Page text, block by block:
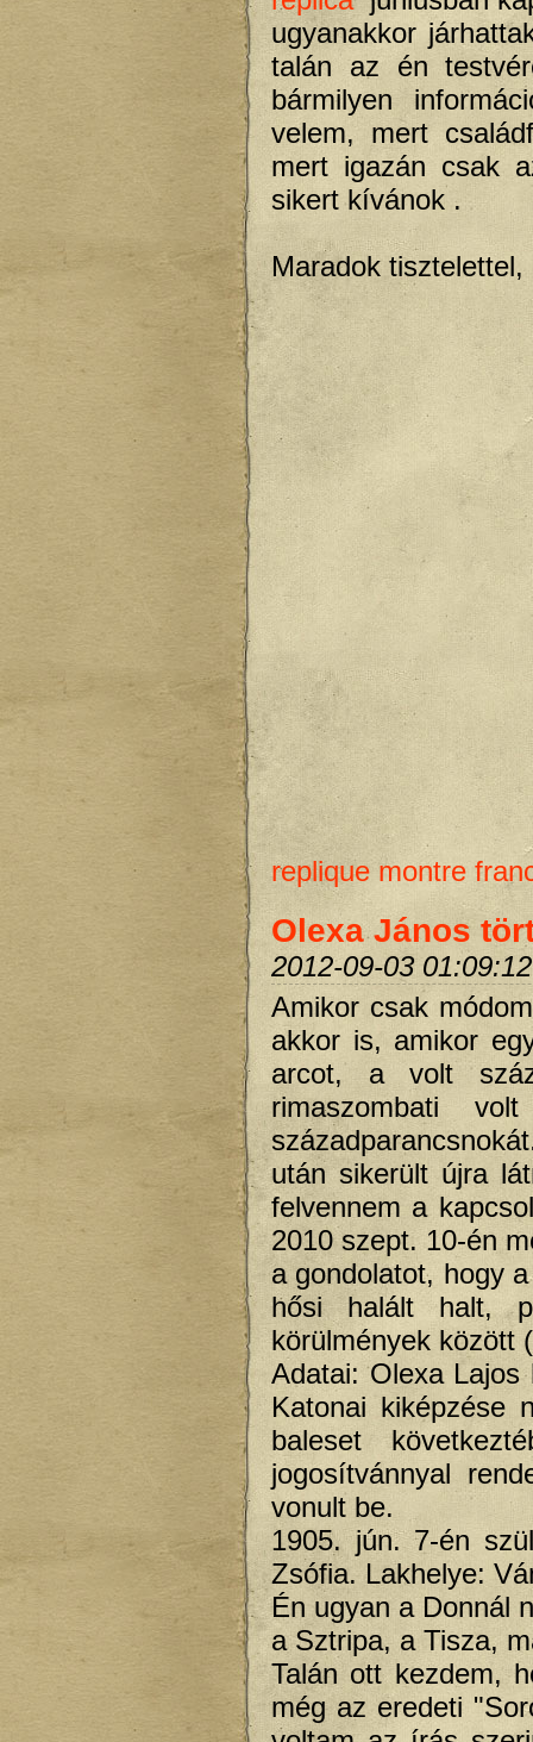
ugyanakkor
talán az én
bármilyen
velem, mert
mert igazán csak
sikert kívánok .
Maradok
replique montre
Olexa János
2012-09-03 01:09:12
Amikor csak
akkor is, amikor
arcot, a volt
rimaszombati
után sikerült újra
felvennem a
2010 szept. 10-én
a gondolatot, hogy
hősi halált halt,
körülmények között
Adatai: Olexa Lajos
Katonai kiképzése
baleset
jogosítvánnyal
vonult be.
1905. jún. 7-én
Zsófia. Lakhelye:
Én ugyan a Donnál
a Sztripa, a Tisza,
Talán ott kezdem,
még az eredeti